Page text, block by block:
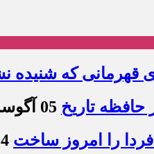
قهرمانی که شنیده
حافظه تاریخ 05 آگوست 2026 - 10:02
را امروز ساخت 04